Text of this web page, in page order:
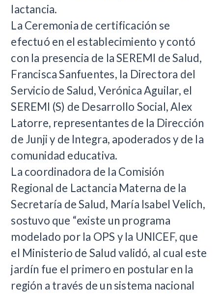
lactancia.
La Ceremonia de certificación se
efectuó en el establecimiento y contó
con la presencia de la SEREMI de Salud,
Francisca Sanfuentes, la Directora del
Servicio de Salud, Verónica Aguilar, el
SEREMI (S) de Desarrollo Social, Alex
Latorre, representantes de la Dirección
de Junji y de Integra, apoderados y de la
comunidad educativa.
La coordinadora de la Comisión
Regional de Lactancia Materna de la
Secretaría de Salud, María Isabel Velich,
sostuvo que “existe un programa
modelado por la OPS y la UNICEF, que
el Ministerio de Salud validó, al cual este
jardín fue el primero en postular en la
región a través de un sistema nacional